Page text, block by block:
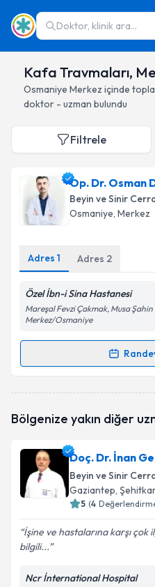
Doktor, klinik ara...
Kafa Travmaları,
Osmaniye Merkez içinde
doktor - uzman bulundu
Filtrele
Op. Dr. Osman
Beyin ve Sinir
Osmaniye, Merkez
Adres 1 Adres 2
Özel İbn-i Sina Hastanesi
Mareşal Fevzi Çakmak, Musa
Merkez/Osmaniye
Randevu Takvimi
oluşturun. Size bu
E-posta Adresiniz
Kişisel verilerimin
Bölgenize yakın diğer
Doç. Dr. İnan
Beyin ve Sinir
Gaziantep,
5 (4
İşine ve hastalarına karşı çok
bilgili...
Ncr İnternational Hospital